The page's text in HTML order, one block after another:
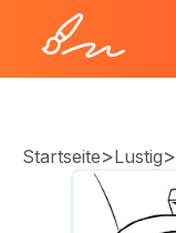
Startseite>Lustig>